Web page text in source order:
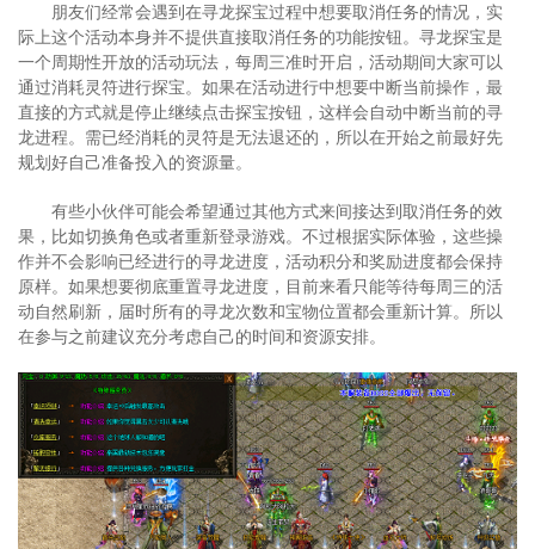
朋友们经常会遇到在寻龙探宝过程中想要取消任务的情况，实
际上这个活动本身并不提供直接取消任务的功能按钮。寻龙探宝是
一个周期性开放的活动玩法，每周三准时开启，活动期间大家可以
通过消耗灵符进行探宝。如果在活动进行中想要中断当前操作，最
直接的方式就是停止继续点击探宝按钮，这样会自动中断当前的寻
龙进程。需已经消耗的灵符是无法退还的，所以在开始之前最好先
规划好自己准备投入的资源量。
有些小伙伴可能会希望通过其他方式来间接达到取消任务的效
果，比如切换角色或者重新登录游戏。不过根据实际体验，这些操
作并不会影响已经进行的寻龙进度，活动积分和奖励进度都会保持
原样。如果想要彻底重置寻龙进度，目前来看只能等待每周三的活
动自然刷新，届时所有的寻龙次数和宝物位置都会重新计算。所以
在参与之前建议充分考虑自己的时间和资源安排。